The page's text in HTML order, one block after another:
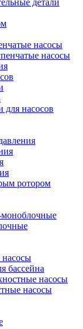
детали
насосы
насосы
для насосов
ротором
моноблочные
бассейна
насосы
насосы